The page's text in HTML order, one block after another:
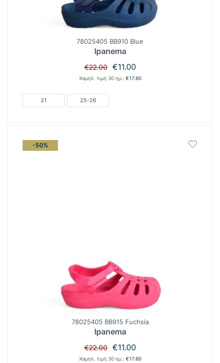
78025405 BB910 Blue
Ipanema
€22.00
Original
price
€11.00Η
τρέχουσα
Χαμηλ. τιμή 30 ημ.: €17.60
21 25-26
-50%
78025405 BB915 Fuchsia
Ipanema
€22.00
Original
price
€11.00Η
τρέχουσα
Χαμηλ. τιμή 30 ημ.: €17.60